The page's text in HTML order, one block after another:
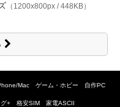
（1200x800px / 448KB）
Mac ゲーム・ホビー 自作PC
+ 格安SIM 家電ASCII